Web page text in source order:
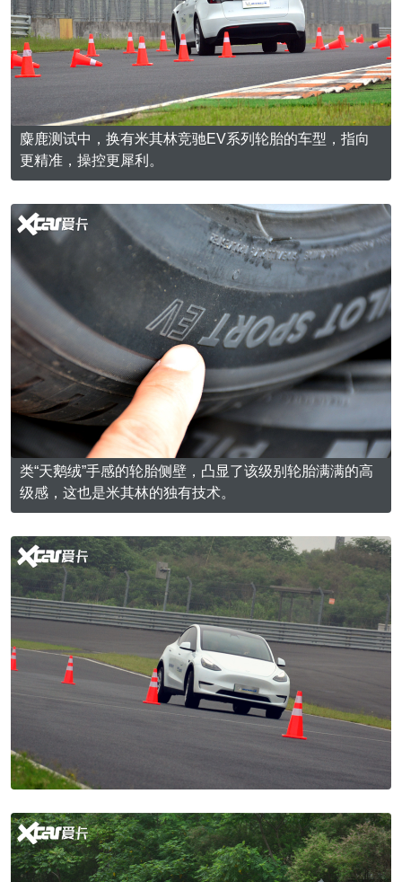
麋鹿测试中，换有米其林竞驰EV系列轮胎的车型，指向
更精准，操控更犀利。
类“天鹅绒”手感的轮胎侧壁，凸显了该级别轮胎满满的高
级感，这也是米其林的独有技术。